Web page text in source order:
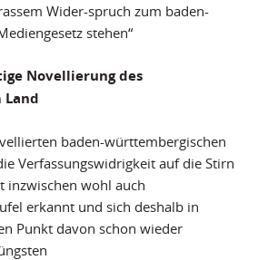
Wider-spruch zum baden-
stehen“
Novellierung des
Land
baden-württembergischen
Verfassungswidrigkeit auf die Stirn
inzwischen wohl auch
erkannt und sich deshalb in
Punkt davon schon wieder